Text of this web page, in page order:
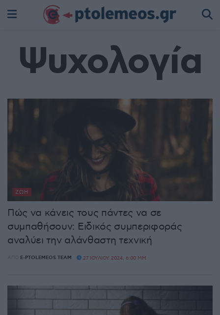
Ψυχολογία
ΖΩΉ
Πώς να κάνεις τους πάντες να σε
συμπαθήσουν: Ειδικός συμπεριφοράς
αναλύει την αλάνθαστη τεχνική
ΑΠΌ E-PTOLEMEOS TEAM 27 ΙΟΥΛΊΟΥ 2024, 6:00 ΜΜ